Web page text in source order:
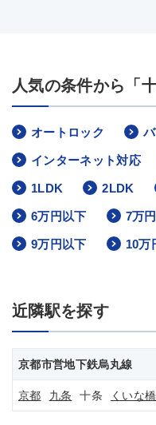
人気の条件から「
オートロック
インターネット対応
1LDK 2LDK
6万円以下 7万
9万円以下 10万
近隣駅を探す
京都市営地下鉄烏丸線
京都 九条 十条 くいな橋